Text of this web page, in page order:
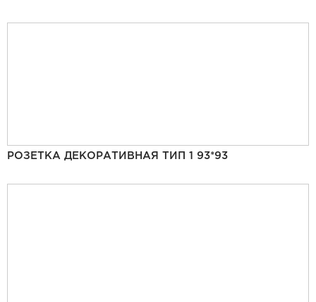
РОЗЕТКА ДЕКОРАТИВНАЯ ТИП 1 93*93